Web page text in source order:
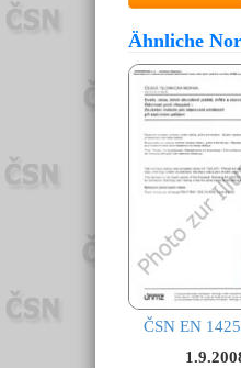
Ähnliche
ČSN EN